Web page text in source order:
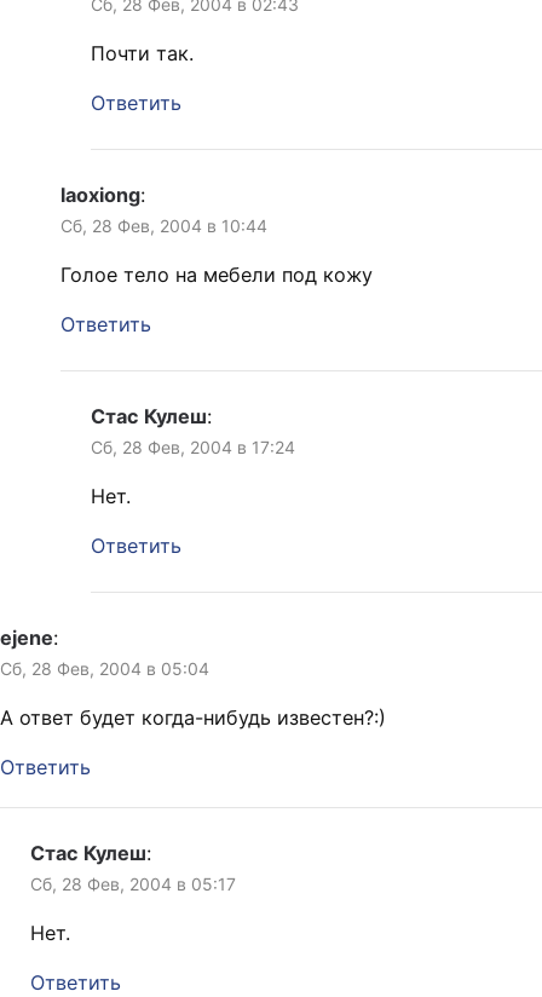
Сб, 28 Фев, 2004 в 02:43
Почти так.
Ответить
laoxiong:
Сб, 28 Фев, 2004 в 10:44
Голое тело на мебели под кожу
Ответить
Стас Кулеш:
Сб, 28 Фев, 2004 в 17:24
Нет.
Ответить
ejene:
Сб, 28 Фев, 2004 в 05:04
А ответ будет когда-нибудь известен?:)
Ответить
Стас Кулеш:
Сб, 28 Фев, 2004 в 05:17
Нет.
Ответить